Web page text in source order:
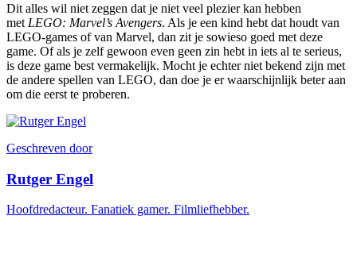
Dit alles wil niet zeggen dat je niet veel plezier kan hebben
met LEGO: Marvel’s Avengers. Als je een kind hebt dat houdt van
LEGO-games of van Marvel, dan zit je sowieso goed met deze
game. Of als je zelf gewoon even geen zin hebt in iets al te serieus,
is deze game best vermakelijk. Mocht je echter niet bekend zijn met
de andere spellen van LEGO, dan doe je er waarschijnlijk beter aan
om die eerst te proberen.
Geschreven door
Rutger Engel
Hoofdredacteur. Fanatiek gamer. Filmliefhebber.